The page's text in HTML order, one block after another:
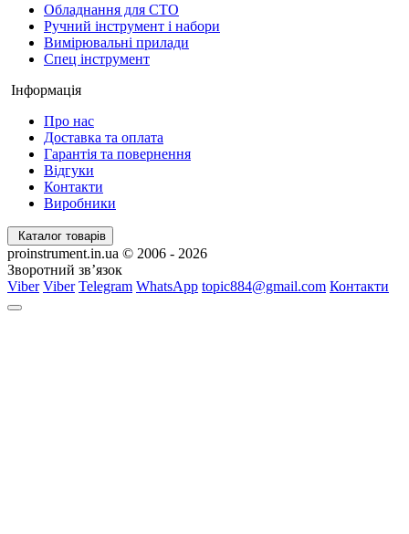
Обладнання для СТО
Ручний інструмент і набори
Вимірювальні прилади
Спец інструмент
Інформація
Про нас
Доставка та оплата
Гарантія та повернення
Відгуки
Контакти
Виробники
Каталог товарів
proinstrument.in.ua © 2006 - 2026
Зворотний зв’язок
Viber Viber Telegram WhatsApp topic884@gmail.com Контакти